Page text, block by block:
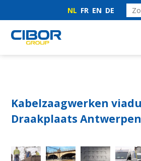
NL FR EN DE
Kabelzaagwerken viaduct
Draakplaats Antwerpen